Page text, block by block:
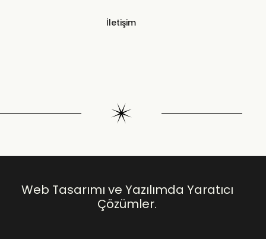
İletişim
Web Tasarımı ve Yazılımda Yaratıcı
Çözümler.